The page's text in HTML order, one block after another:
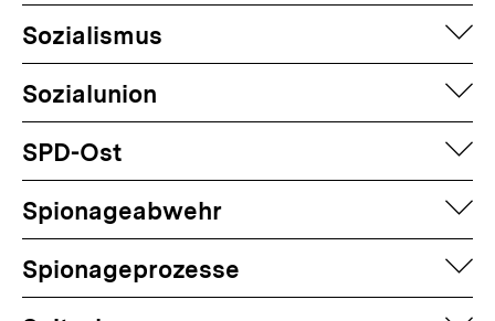
Sozialismus
Sozialunion
SPD-Ost
Spionageabwehr
Spionageprozesse